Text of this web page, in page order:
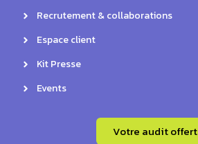
Recrutement & collaborations
Espace client
Kit Presse
Events
Votre audit offert